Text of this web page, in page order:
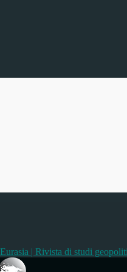
Eurasia | Rivista di studi